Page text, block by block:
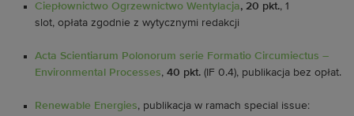
Ciepłownictwo Ogrzewnictwo Wentylacja, 20 pkt., 1
slot, opłata zgodnie z wytycznymi redakcji
Acta Scientiarum Polonorum serie Formatio Circumiectus –
Environmental Processes, 40 pkt. (IF 0.4), publikacja bez opłat.
Renewable Energies, publikacja w ramach special issue: